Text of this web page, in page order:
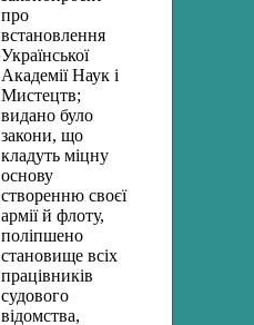
про
встановлення
Української
Ака­демії Наук і
Мистецтв;
видано було
закони, що
кладуть міцну
основу
створенню своєї
армії й флоту,
поліпшено
становище всіх
працівників
судового
відомства,